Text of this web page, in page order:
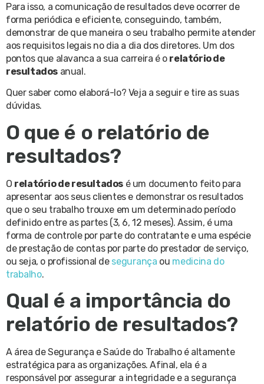
Para isso, a comunicação de resultados deve ocorrer de
forma periódica e eficiente, conseguindo, também,
demonstrar de que maneira o seu trabalho permite atender
aos requisitos legais no dia a dia dos diretores. Um dos
pontos que alavanca a sua carreira é o relatório de
resultados anual.
Quer saber como elaborá-lo? Veja a seguir e tire as suas
dúvidas.
O que é o relatório de
resultados?
O relatório de resultados é um documento feito para
apresentar aos seus clientes e demonstrar os resultados
que o seu trabalho trouxe em um determinado período
definido entre as partes (3, 6, 12 meses). Assim, é uma
forma de controle por parte do contratante e uma espécie
de prestação de contas por parte do prestador de serviço,
ou seja, o profissional desegurança ou medicina do
trabalho.
Qual é a importância do
relatório de resultados?
A área de Segurança e Saúde do Trabalho é altamente
estratégica para as organizações. Afinal, ela é a
responsável por assegurar a integridade e a segurança